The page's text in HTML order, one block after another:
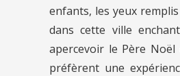
enfants, les yeux
dans cette ville
apercevoir le Père
préfèrent une